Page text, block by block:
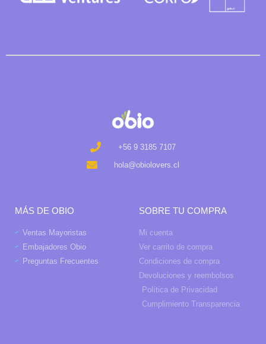
+56 9 3185 7107
hola@obiolovers.cl
MÁS DE OBIO
Ventas Mayoristas
Embajadores Obio
Preguntas Frecuentes
SOBRE TU COMPRA
Mi cuenta
Ver carrito de compra
Condiciones de compra
Devoluciones y reembolsos
Política de Privacidad
Cumplimiento Transparencia